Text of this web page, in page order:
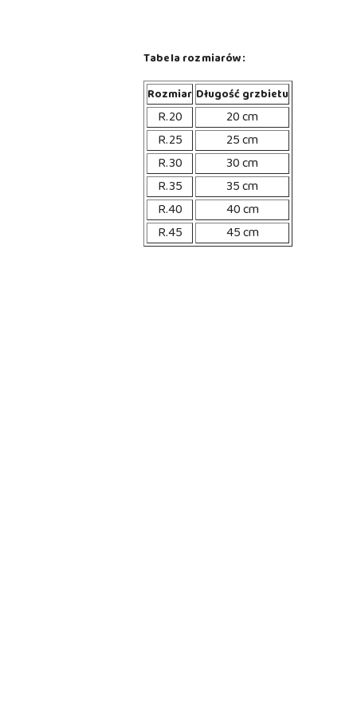
Tabela rozmiarów:
Rozmiar Długość grzbietu
R.20
20 cm
R.25
25 cm
R.30
30 cm
R.35
35 cm
R.40
40 cm
R.45
45 cm